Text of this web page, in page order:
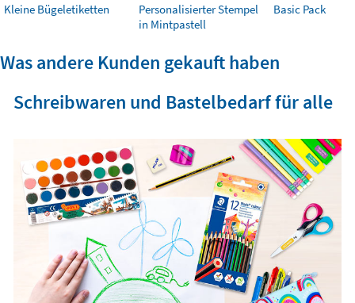
Kleine Bügeletiketten
Personalisierter Stempel
in Mintpastell
Basic Pack
Was andere Kunden gekauft haben
Schreibwaren und Bastelbedarf für alle